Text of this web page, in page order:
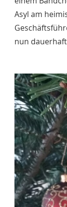
Asyl am
nun